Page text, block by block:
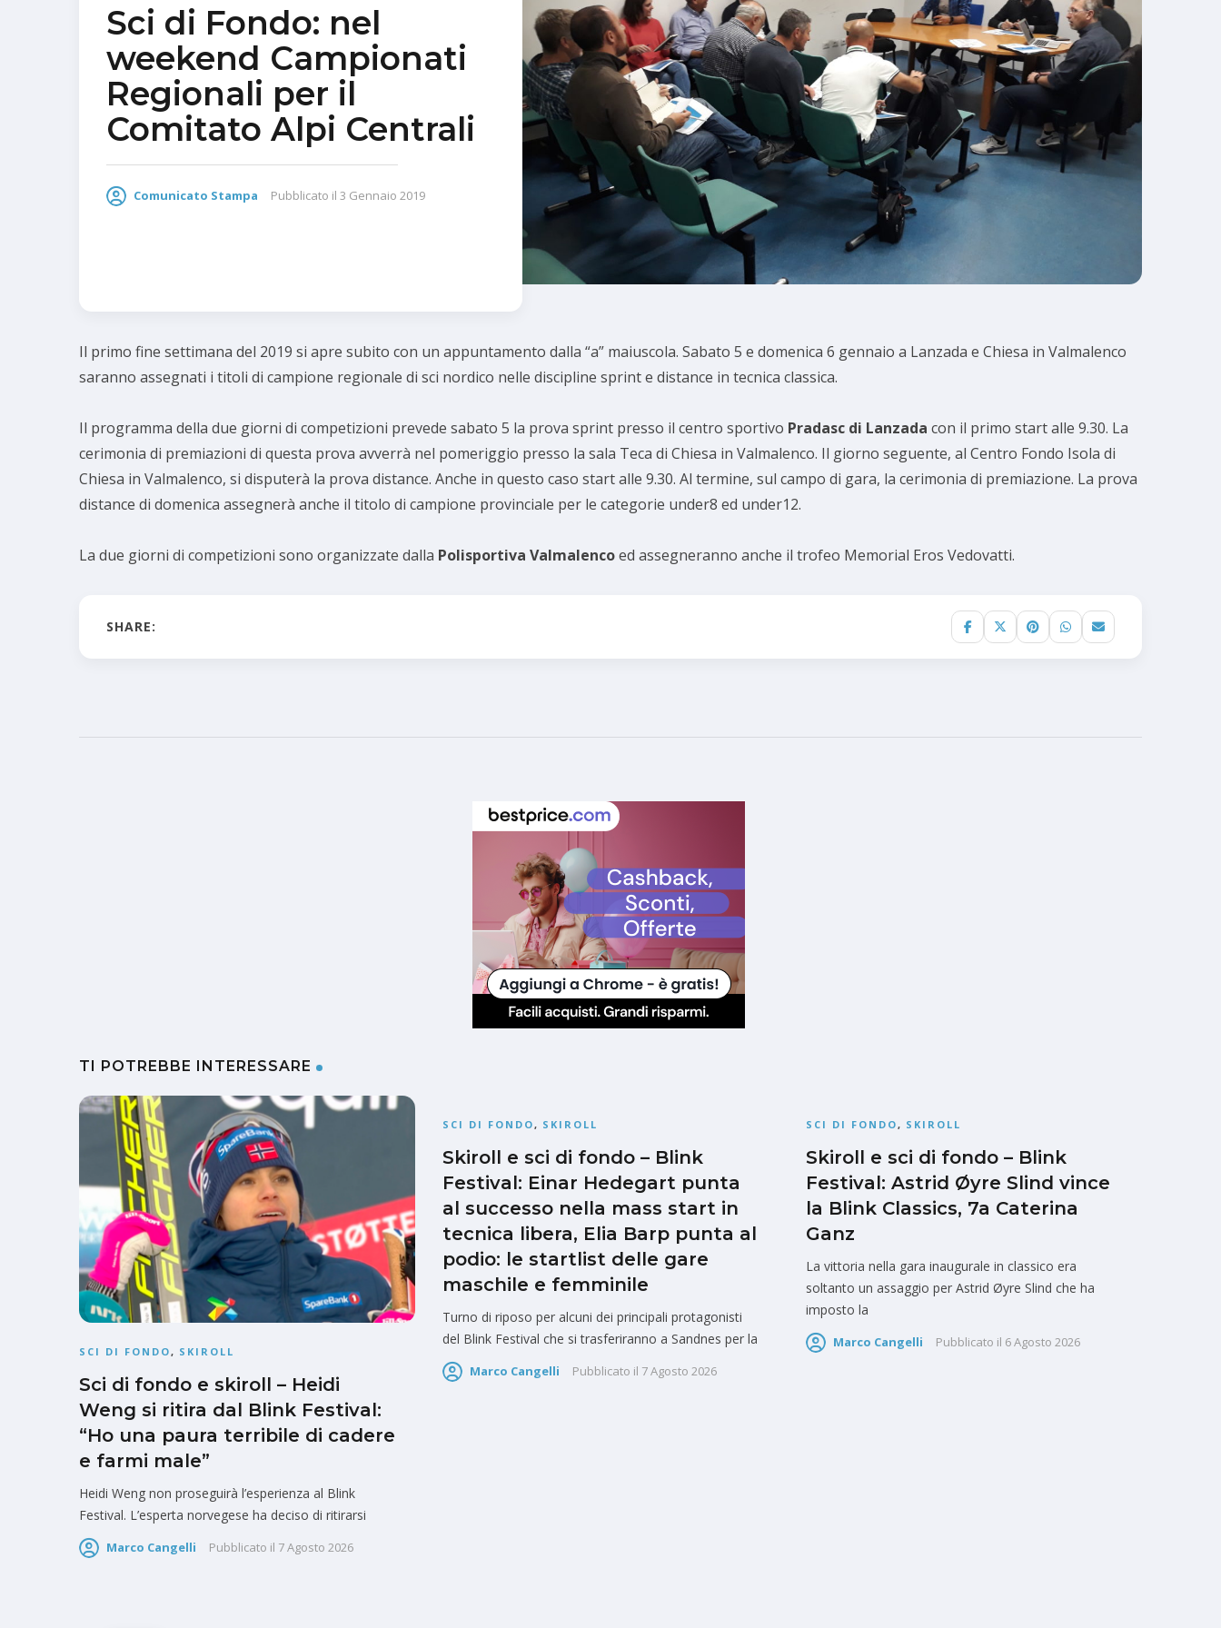
Sci di Fondo: nel
weekend Campionati
Regionali per il
Comitato Alpi Centrali
Comunicato Stampa Pubblicato il 3 Gennaio 2019
Il primo fine settimana del 2019 si apre subito con un appuntamento dalla “a” maiuscola. Sabato 5 e domenica 6 gennaio a Lanzada e Chiesa in Valmalenco
saranno assegnati i titoli di campione regionale di sci nordico nelle discipline sprint e distance in tecnica classica.
Il programma della due giorni di competizioni prevede sabato 5 la prova sprint presso il centro sportivo Pradasc di Lanzada con il primo start alle 9.30. La
cerimonia di premiazioni di questa prova avverrà nel pomeriggio presso la sala Teca di Chiesa in Valmalenco. Il giorno seguente, al Centro Fondo Isola di
Chiesa in Valmalenco, si disputerà la prova distance. Anche in questo caso start alle 9.30. Al termine, sul campo di gara, la cerimonia di premiazione. La prova
distance di domenica assegnerà anche il titolo di campione provinciale per le categorie under8 ed under12.
La due giorni di competizioni sono organizzate dalla Polisportiva Valmalencoed assegneranno anche il trofeo Memorial Eros Vedovatti.
SHARE:
TI POTREBBE INTERESSARE
SCI DI FONDO, SKIROLL
Sci di fondo e skiroll – Heidi
Weng si ritira dal Blink Festival:
“Ho una paura terribile di cadere
e farmi male”
Heidi Weng non proseguirà l’esperienza al Blink
Festival. L’esperta norvegese ha deciso di ritirarsi
Marco Cangelli Pubblicato il 7 Agosto 2026
SCI DI FONDO, SKIROLL
Skiroll e sci di fondo – Blink
Festival: Einar Hedegart punta
al successo nella mass start in
tecnica libera, Elia Barp punta al
podio: le startlist delle gare
maschile e femminile
Turno di riposo per alcuni dei principali protagonisti
del Blink Festival che si trasferiranno a Sandnes per la
Marco Cangelli Pubblicato il 7 Agosto 2026
SCI DI FONDO, SKIROLL
Skiroll e sci di fondo – Blink
Festival: Astrid Øyre Slind vince
la Blink Classics, 7a Caterina
Ganz
La vittoria nella gara inaugurale in classico era
soltanto un assaggio per Astrid Øyre Slind che ha
imposto la
Marco Cangelli Pubblicato il 6 Agosto 2026